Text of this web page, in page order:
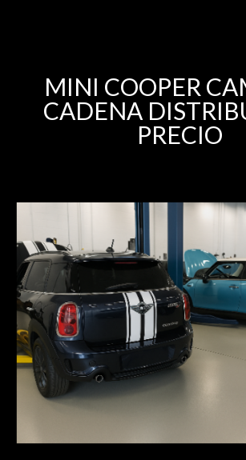
MINI COOPER
CADENA
PRECIO